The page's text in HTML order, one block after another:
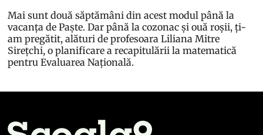
Mai sunt două săptămâni din acest modul până la
vacanța de Paște. Dar până la cozonac și ouă roșii, ți-
am pregătit, alături de profesoara Liliana Mitre
Sirețchi, o planificare a recapitulării la matematică
pentru Evaluarea Națională.